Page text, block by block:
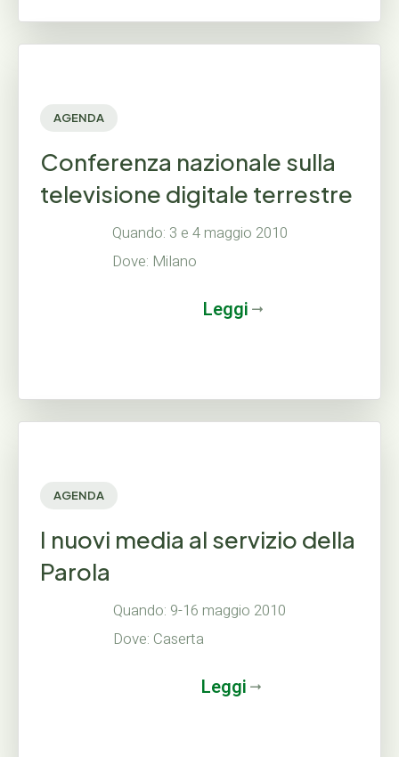
AGENDA
Conferenza nazionale sulla
televisione digitale terrestre
Quando: 3 e 4 maggio 2010
Dove: Milano
Leggi
AGENDA
I nuovi media al servizio della
Parola
Quando: 9-16 maggio 2010
Dove: Caserta
Leggi